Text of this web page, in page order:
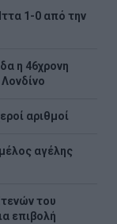
1-0 από την
η 46χρονη
αριθμοί
αγέλης
του
επιβολή